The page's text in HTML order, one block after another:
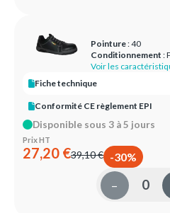
Pointure: 40
Conditionnement :
Voir les
Fiche technique
Conformité CE règlement EPI
Disponible sous 3 à 5 jours
Prix HT
27,20 €39,10 € -30%
–